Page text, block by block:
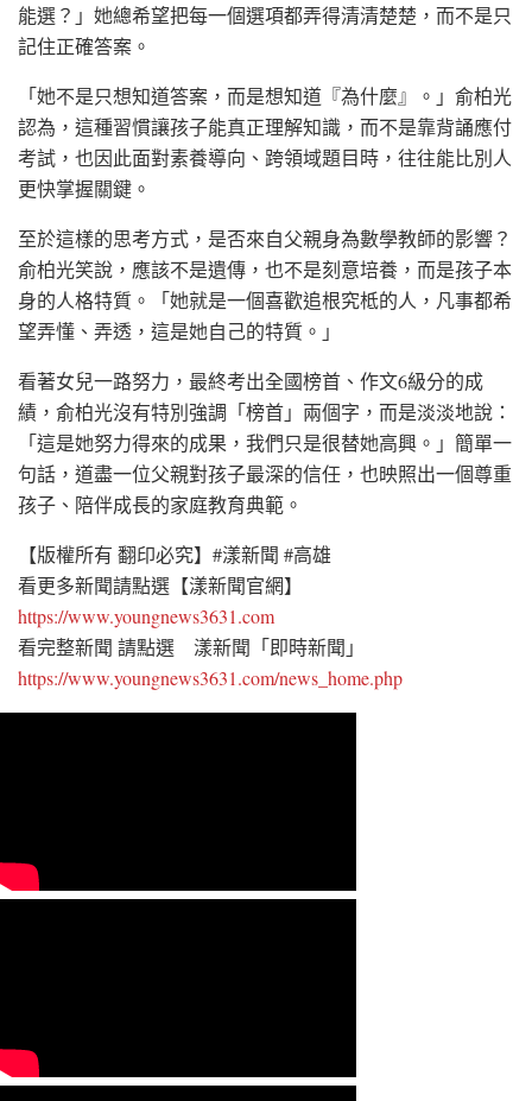
能選？」她總希望把每一個選項都弄得清清楚楚，而不是只
記住正確答案。
「她不是只想知道答案，而是想知道『為什麼』。」俞柏光
認為，這種習慣讓孩子能真正理解知識，而不是靠背誦應付
考試，也因此面對素養導向、跨領域題目時，往往能比別人
更快掌握關鍵。
至於這樣的思考方式，是否來自父親身為數學教師的影響？
俞柏光笑說，應該不是遺傳，也不是刻意培養，而是孩子本
身的人格特質。「她就是一個喜歡追根究柢的人，凡事都希
望弄懂、弄透，這是她自己的特質。」
看著女兒一路努力，最終考出全國榜首、作文6級分的成
績，俞柏光沒有特別強調「榜首」兩個字，而是淡淡地說：
「這是她努力得來的成果，我們只是很替她高興。」簡單一
句話，道盡一位父親對孩子最深的信任，也映照出一個尊重
孩子、陪伴成長的家庭教育典範。
【版權所有 翻印必究】#漾新聞 #高雄
看更多新聞請點選【漾新聞官網】
https://www.youngnews3631.com
看完整新聞 請點選 漾新聞「即時新聞」
https://www.youngnews3631.com/news_home.php